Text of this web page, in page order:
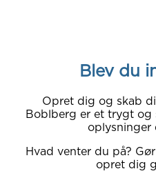
Blev du
Opret dig og skab
Boblberg er et trygt og
oplysninger
Hvad venter du på?
opret dig